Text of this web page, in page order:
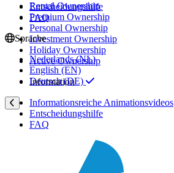
Entscheidungshilfe
FAQ
Sprache
Nederlands (NL)
English (EN)
Deutsch (DE)
Rental Ownership
Premium Ownership
Personal Ownership
Investment Ownership
Holiday Ownership
Active Ownership
Information
Informationsreiche Animationsvideos
Entscheidungshilfe
FAQ